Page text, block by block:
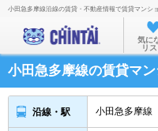
小田急多摩線沿線の賃貸・不動産情報で賃貸マンシ
気に
リス
小田急多摩線の賃貸マ
沿線・駅 小田急多摩線